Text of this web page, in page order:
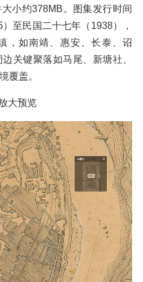
小约378MB。图集发行时间
至民国二十七年（1938），
，如南靖、惠安、长泰、诏
关键聚落如马尾、新塘社、
覆盖。
大预览